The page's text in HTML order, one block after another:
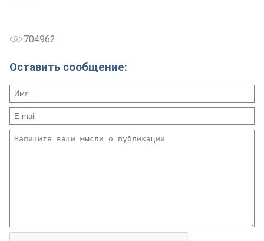
704962
Оставить сообщение: